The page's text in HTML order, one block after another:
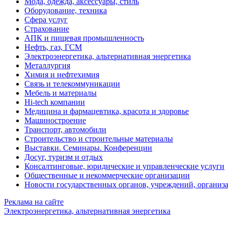
Оборудование, техника
Сфера услуг
Страхование
АПК и пищевая промышленность
Нефть, газ, ГСМ
Электроэнергетика, альтернативная энергетика
Металлургия
Химия и нефтехимия
Связь и телекоммуникации
Мебель и материалы
Hi-tech компании
Медицина и фармацевтика, красота и здоровье
Машиностроение
Транспорт, автомобили
Строительство и строительные материалы
Выставки. Семинары. Конференции
Досуг, туризм и отдых
Консалтинговые, юридические и управленческие услуги
Общественные и некоммерческие организации
Новости государственных органов, учреждений,
Реклама на сайте
Электроэнергетика, альтернативная энергетика